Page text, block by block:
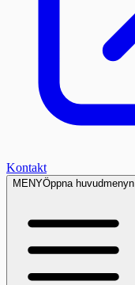
Kontakt
MENYÖppna huvudmenyn